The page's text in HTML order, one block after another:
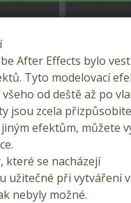
After Effects bylo
Tyto modelovací
od deště až po
jsou zcela
efektům, můžete
které se nacházejí
užitečné při vytváření
nebyly možné.